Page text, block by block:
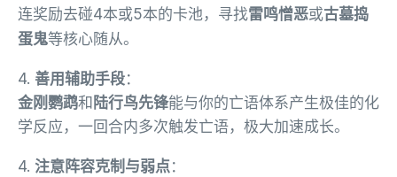
连奖励去碰4本或5本的卡池，寻找雷鸣憎恶或古墓捣
蛋鬼等核心随从。
4. 善用辅助手段：
金刚鹦鹉和 陆行鸟先锋能与你的亡语体系产生极佳的化
学反应，一回合内多次触发亡语，极大加速成长。
4. 注意阵容克制与弱点：